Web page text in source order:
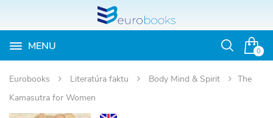
0
MENU
Otvoriť
Eurobooks Literatúra faktu Body Mind & Spirit
The
Kamasutra for Women